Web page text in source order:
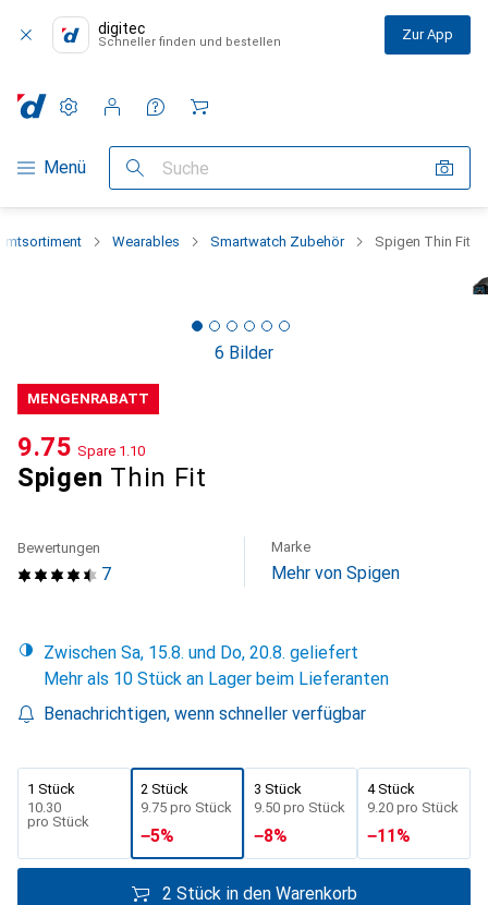
digitec
Schneller finden und bestellen Zur App
Navigation nach Kategorien
Menü Suche
Einstellungen
Kundenkonto
Vergleichslisten
Merklisten
Warenkorb
Wearables Smartwatch Zubehör Spigen Thin Fit
6 Bilder
MENGENRABATT
Spigen Thin Fit
CHF
9.75 Spare CHF
1.10
7
Bewertungen Marke
Mehr von Spigen
Zwischen Sa, 15.8. und Do, 20.8. geliefert
Mehr als 10 Stück an Lager beim Lieferanten
Benachrichtigen, wenn schneller verfügbar
1 Stück
CHF
10.30
pro Stück
2 Stück
CHF
9.75 pro Stück
−5%
3 Stück
CHF
9.50 pro Stück
−8%
4 Stück
CHF
9.20 pro Stück
−11%
2 Stück in den Warenkorb